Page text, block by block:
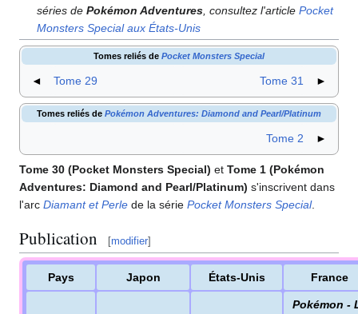
séries dePokémon Adventures , consultez l'articlePocket
Monsters Special aux États-Unis
Tomes reliés de Pocket Monsters Special
◄ Tome 29 Tome 31 ►
Tomes reliés de Pokémon Adventures: Diamond and Pearl/Platinum
Tome 2 ►
Tome 30 (Pocket Monsters Special) et Tome 1 (Pokémon
Adventures: Diamond and Pearl/Platinum) s'inscrivent dans
l'arc Diamant et Perle de la série Pocket Monsters Special.
Publication [modifier]
Pays Japon États-Unis France
Pokémon -